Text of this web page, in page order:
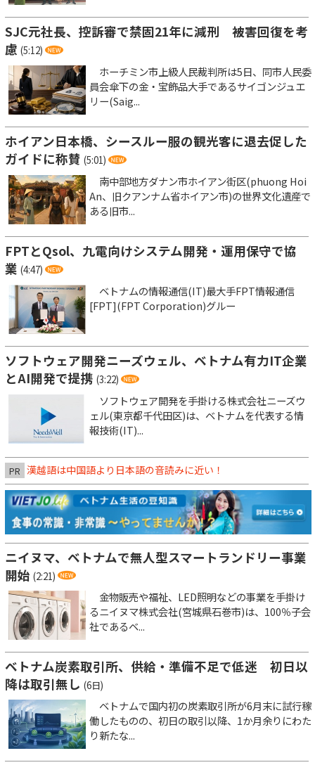
SJC元社長、控訴審で禁固21年に減刑 被害回復を考
慮 (5:12)
ホーチミン市上級人民裁判所は5日、同市人民委
員会傘下の金・宝飾品大手であるサイゴンジュエ
リー(Saig...
ホイアン日本橋、シースルー服の観光客に退去促した
ガイドに称賛 (5:01)
南中部地方ダナン市ホイアン街区(phuong Hoi
An、旧クアンナム省ホイアン市)の世界文化遺産で
ある旧市...
FPTとQsol、九電向けシステム開発・運用保守で協
業 (4:47)
ベトナムの情報通信(IT)最大手FPT情報通信
[FPT](FPT Corporation)グルー
ソフトウェア開発ニーズウェル、ベトナム有力IT企業
とAI開発で提携 (3:22)
ソフトウェア開発を手掛ける株式会社ニーズウ
ェル(東京都千代田区)は、ベトナムを代表する情
報技術(IT)...
PR 漢越語は中国語より日本語の音読みに近い！
ニイヌマ、ベトナムで無人型スマートランドリー事業
開始 (2:21)
金物販売や福祉、LED照明などの事業を手掛け
るニイヌマ株式会社(宮城県石巻市)は、100％子会
社であるベ...
ベトナム炭素取引所、供給・準備不足で低迷 初日以
降は取引無し (6日)
ベトナムで国内初の炭素取引所が6月末に試行稼
働したものの、初日の取引以降、1か月余りにわた
り新たな...